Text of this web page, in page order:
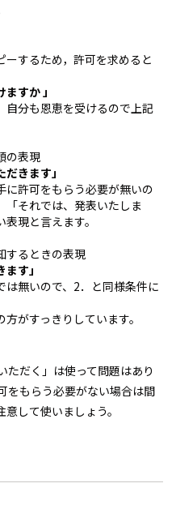
するため，許可を求めると
すか 」
自分も恩恵を受けるので上記
の表現
きます」
に許可をもらう必要が無いの
「それでは、発表いたしま
現と言えます。
するときの表現
す」
は無いので、2．と同様条件に
がすっきりしています。
ただく」は使って問題はあり
をもらう必要がない場合は間
して使いましょう。